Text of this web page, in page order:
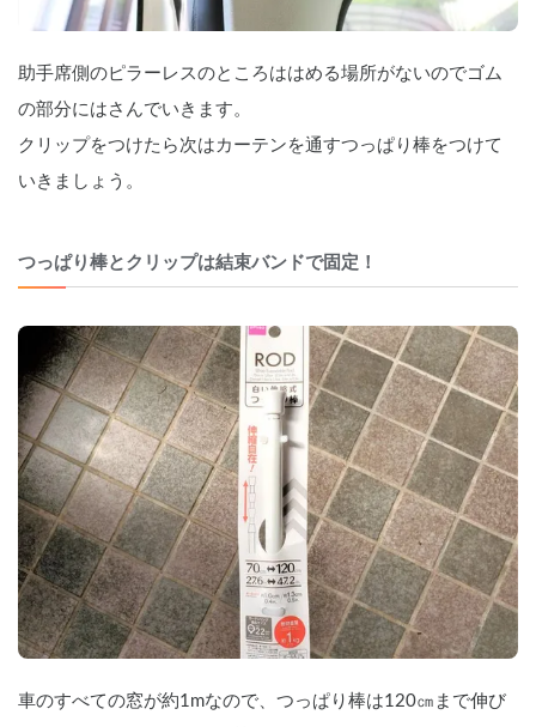
助手席側のピラーレスのところははめる場所がないのでゴム
の部分にはさんでいきます。
クリップをつけたら次はカーテンを通すつっぱり棒をつけて
いきましょう。
つっぱり棒とクリップは結束バンドで固定！
車のすべての窓が約1mなので、つっぱり棒は120㎝まで伸び